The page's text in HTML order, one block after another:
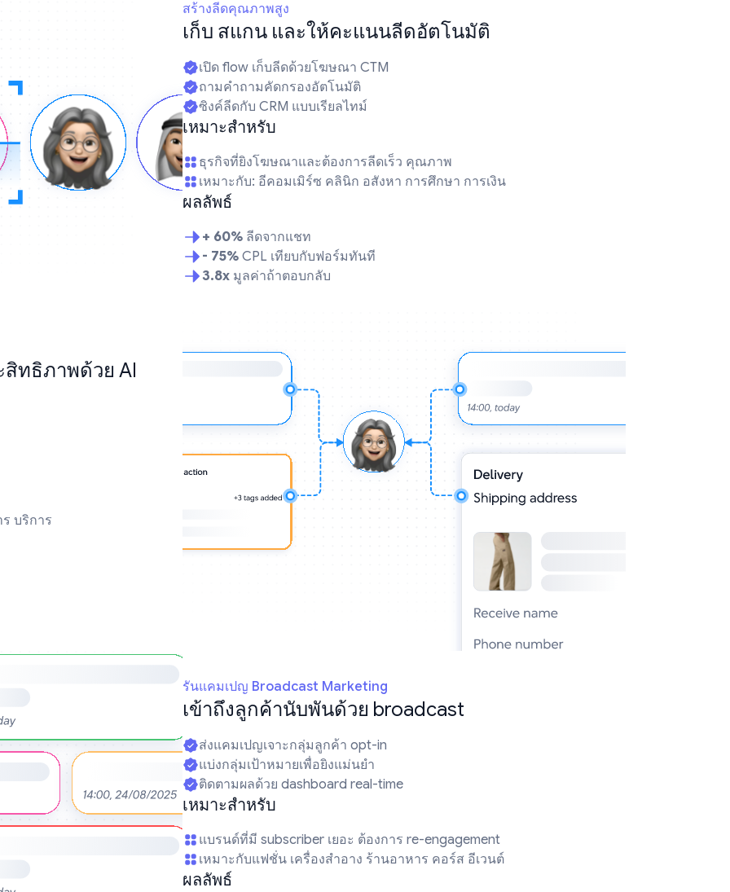
สร้างลีดคุณภาพสูง
เก็บ สแกน และให้คะแนนลีดอัตโนมัติ
เปิด flow เก็บลีดด้วยโฆษณา CTM
ถามคำถามคัดกรองอัตโนมัติ
ซิงค์ลีดกับ CRM แบบเรียลไทม์
เหมาะสำหรับ
ธุรกิจที่ยิงโฆษณาและต้องการลีดเร็ว คุณภาพ
เหมาะกับ: อีคอมเมิร์ซ คลินิก อสังหา การศึกษา การเงิน
ผลลัพธ์
+ 60% ลีดจากแชท
- 75% CPL เทียบกับฟอร์มทันที
3.8x มูลค่าถ้าตอบกลับ
ทธิภาพด้วย AI
บริการ
รันแคมเปญ Broadcast Marketing
เข้าถึงลูกค้านับพันด้วย broadcast
ส่งแคมเปญเจาะกลุ่มลูกค้า opt-in
แบ่งกลุ่มเป้าหมายเพื่อยิงแม่นยำ
ติดตามผลด้วย dashboard real-time
เหมาะสำหรับ
แบรนด์ที่มี subscriber เยอะ ต้องการ re-engagement
เหมาะกับแฟชั่น เครื่องสำอาง ร้านอาหาร คอร์ส อีเวนต์
ผลลัพธ์